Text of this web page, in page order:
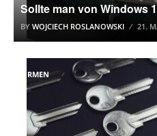
Sollte man von Windows
BY WOJCIECH ROSLANOWSKI 21.
FIRMEN